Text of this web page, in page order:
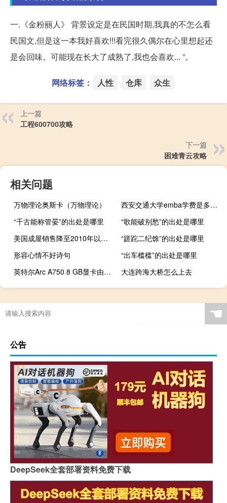
一.《金粉丽人》 背景设定是在民国时期,我真的不怎么看
民国文,但是这一本我好喜欢!!!看完很久偶尔在心里想起还
是会回味。可能现在长大了成熟了,我也会喜欢... ”。
网络标签： 人性 仓库 众生
上一篇
工程600700攻略
下一篇
困难青云攻略
相关问题
万物理论奥斯卡（万物理论）
西安交通大学emba学费是多少钱可不可以分期缴纳
“千古能称管晏”的出处是哪里
“歌能破别愁”的出处是哪里
美国成屋销售降至2010年以来的最低水平
“蹉跎二纪馀”的出处是哪里
形容心情不好诗句
“出车槛槛”的出处是哪里
英特尔Arc A750 8 GB显卡由日本零售商以150美元的价格出售
大连跨海大桥怎么上去
☚
公告
DeepSeek全套部署资料免费下载